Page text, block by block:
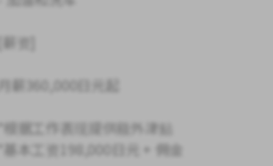
[薪资]
月薪360,000日元起
*根据工作表现提供额外津贴
*基本工资198,000日元 + 佣金